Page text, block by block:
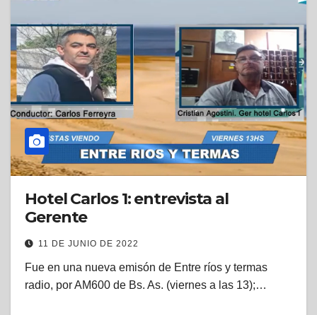
Hotel Carlos 1: entrevista al
Gerente
11 DE JUNIO DE 2022
Fue en una nueva emisón de Entre ríos y termas
radio, por AM600 de Bs. As. (viernes a las 13);…